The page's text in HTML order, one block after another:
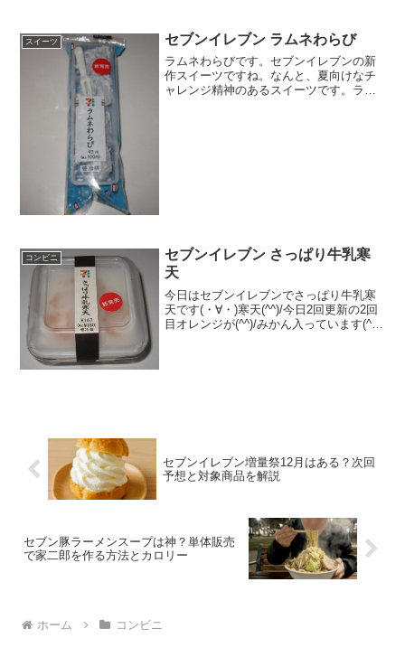
買い方まで徹底解説します。口コミや評
判もチェックして、焼きたての美味しさ
を楽しみましょう。
スイーツ セブンイレブン ラムネわらび
ラムネわらびです。セブンイレブンの新
作スイーツですね。なんと、夏向けなチ
ャレンジ精神のあるスイーツです。ラム
コンビニ
セブンイレブン さっぱり牛乳寒
天
今日はセブンイレブンでさっぱり牛乳寒
天です(・∀・)寒天(^^)/今日2回更新の2回
目オレンジが(^^)/みかん入っています(^^)
セブンイレブン増量祭12月はある？次回
予想と対象商品を解説
セブン豚ラーメンスープは神？単体販売
で家二郎を作る方法とカロリー
ホーム コンビニ